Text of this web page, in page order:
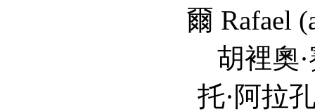
爾 Rafael
胡裡奧·賽迪
托·阿拉